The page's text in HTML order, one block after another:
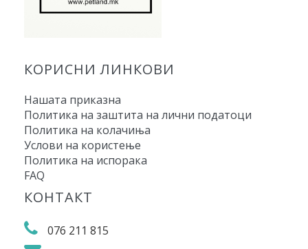
КОРИСНИ ЛИНКОВИ
Нашата приказна
Политика на заштита на лични податоци
Политика на колачиња
Услови на користење
Политика на испорака
FAQ
КОНТАКТ
076 211 815